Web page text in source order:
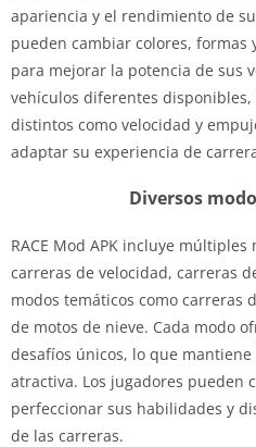
apariencia y el rendimiento de
pueden cambiar colores, formas
para mejorar la potencia de sus
vehículos diferentes
distintos como velocidad y
adaptar su experiencia de
Diversos
RACE Mod APK incluye
carreras de velocidad, carreras
modos temáticos como carreras
de motos de nieve. Cada modo
desafíos únicos, lo que
atractiva. Los jugadores pueden
perfeccionar sus habilidades y
de las carreras.